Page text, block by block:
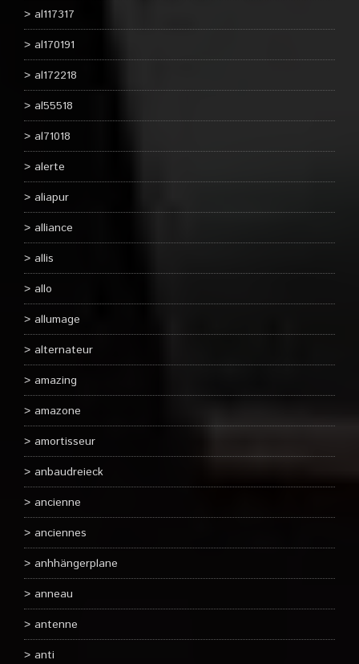
al117317
al170191
al172218
al55518
al71018
alerte
aliapur
alliance
allis
allo
allumage
alternateur
amazing
amazone
amortisseur
anbaudreieck
ancienne
anciennes
anhhängerplane
anneau
antenne
anti